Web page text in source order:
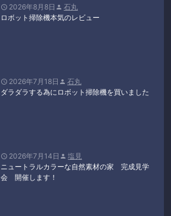
 2026年8月8日  石丸
ロボット掃除機本気のレビュー
 2026年7月18日  石丸
ダラダラする為にロボット掃除機を買いました
 2026年7月14日  塩見
ニュートラルカラーな自然素材の家 完成見学
会 開催します！